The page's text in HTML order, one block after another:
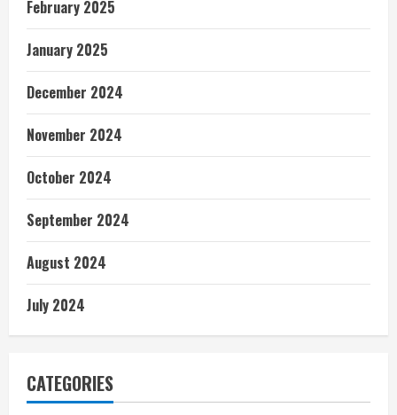
February 2025
January 2025
December 2024
November 2024
October 2024
September 2024
August 2024
July 2024
CATEGORIES